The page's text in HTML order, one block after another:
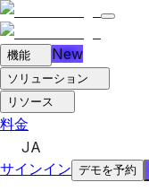
機能 New
ソリューション
リソース
料金
JA
サインイン デモを予約